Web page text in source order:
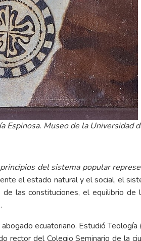
Espinosa. Museo de la Universidad
del sistema popular
el estado natural y el social, el
las constituciones, el equilibrio
.
ecuatoriano. Estudió
rector del Colegio Seminario de la